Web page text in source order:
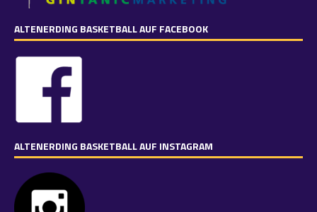
ALTENERDING BASKETBALL AUF FACEBOOK
ALTENERDING BASKETBALL AUF INSTAGRAM